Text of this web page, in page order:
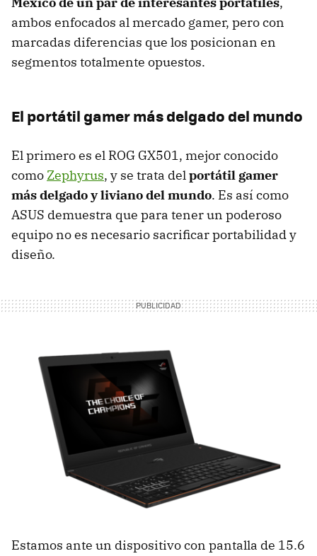
ambos enfocados al mercado gamer, pero con
marcadas diferencias que los posicionan en
segmentos totalmente opuestos.
El portátil gamer más delgado del mundo
El primero es el ROG GX501, mejor conocido
como Zephyrus, y se trata delportátil gamer
más delgado y liviano del mundo. Es así como
ASUS demuestra que para tener un poderoso
equipo no es necesario sacrificar portabilidad y
diseño.
Estamos ante un dispositivo con pantalla de 15.6